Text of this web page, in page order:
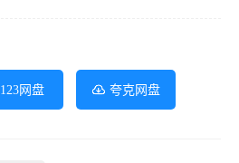
123网盘 夸克网盘